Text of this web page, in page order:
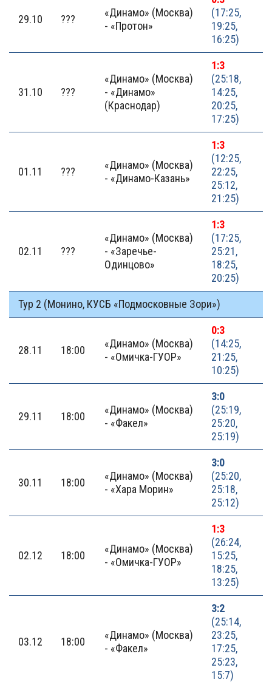
29.10 ???
«Динамо» (Москва)
- «Протон»
(17:25,
19:25,
16:25)
31.10 ???
«Динамо» (Москва)
- «Динамо»
(Краснодар)
1:3
(25:18,
14:25,
20:25,
17:25)
01.11 ???
«Динамо» (Москва)
- «Динамо-Казань»
1:3
(12:25,
22:25,
25:12,
21:25)
02.11 ???
«Динамо» (Москва)
- «Заречье-
Одинцово»
1:3
(17:25,
25:21,
18:25,
20:25)
Тур 2 (Монино, КУСБ «Подмосковные Зори»)
28.11 18:00
«Динамо» (Москва)
- «Омичка-ГУОР»
0:3
(14:25,
21:25,
10:25)
29.11 18:00
«Динамо» (Москва)
- «Факел»
3:0
(25:19,
25:20,
25:19)
30.11 18:00
«Динамо» (Москва)
- «Хара Морин»
3:0
(25:20,
25:18,
25:12)
02.12 18:00
«Динамо» (Москва)
- «Омичка-ГУОР»
1:3
(26:24,
15:25,
18:25,
13:25)
03.12 18:00
«Динамо» (Москва)
- «Факел»
3:2
(25:14,
23:25,
17:25,
25:23,
15:7)